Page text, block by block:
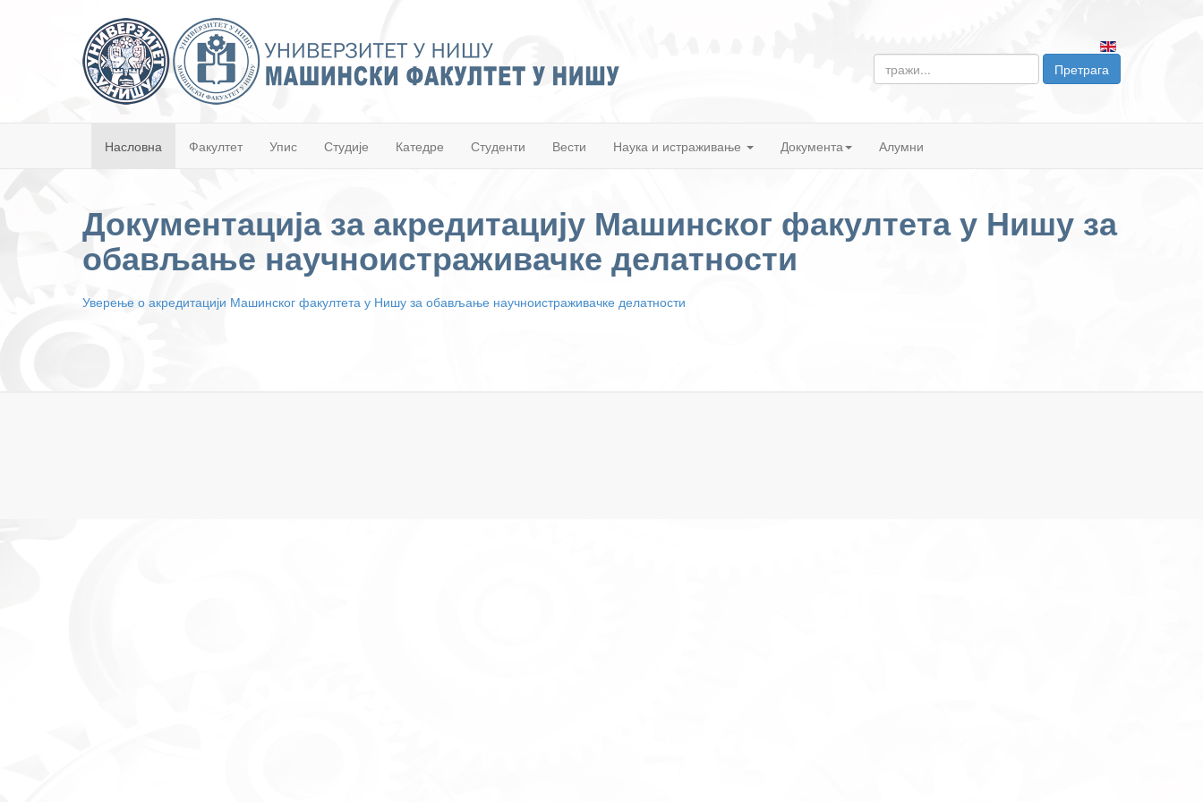
Претрага
Насловна Факултет Упис Студије Катедре Студенти Вести Наука и истраживање Документа Алумни
Документација за акредитацију Машинског факултета у Нишу за
обављање научноистраживачке делатности
Уверење о акредитацији Машинског факултета у Нишу за обављање научноистраживачке делатности